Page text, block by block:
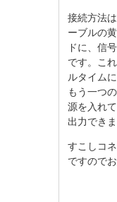
接続方法
ーブルの
ドに、信
です。こ
ルタイム
もう一つ
源を入れ
出力できま
すこしコ
ですので